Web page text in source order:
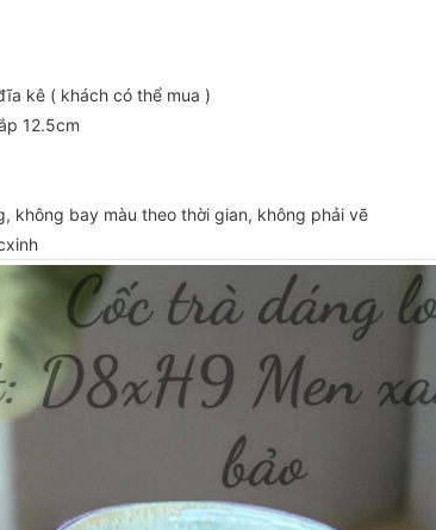
kê ( khách có thể mua )
12.5cm
không bay màu theo thời gian, không phải vẽ